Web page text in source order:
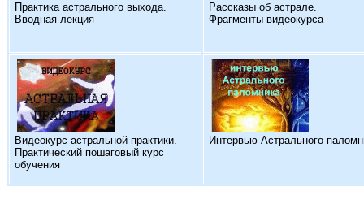
Практика астрального выхода.
Вводная лекция
Рассказы об астрале.
Фрагменты видеокурса
Видеокурс астральной практики.
Практический пошаговый курс
обучения
Интервью Астрального